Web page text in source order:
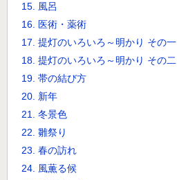
15. 風呂
16. 医術・薬術
17. 提灯のいろいろ～明かり その一
18. 提灯のいろいろ～明かり その二
19. 帯の結び方
20. 新年
21. 冬景色
22. 雛祭り
23. 春の訪れ
24. 風薫る候